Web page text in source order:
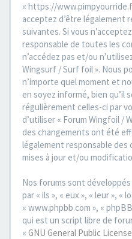
« https://
acceptez d’être légalement
suivantes. Si vous
responsable de toutes les
n’accédez pas et/ou
Wingsurf / Surf foil ». Nous
n’importe quel moment et
en soyez informé, bien qu’il
régulièrement celles-ci par
d’utiliser « Forum Wingfoil /
des changements ont été
légalement responsable
mises à jour et/ou
Nos forums sont
par « ils », « eux », « leur », «
« www.phpbb.com », «
qui est un script libre de
« GNU General Public